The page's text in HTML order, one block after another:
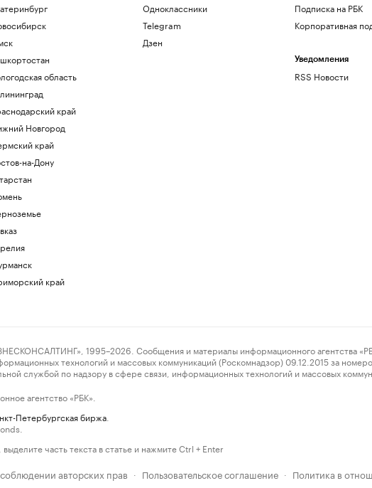
область
край
Новгород
край
на-Дону
край
Одноклассники
Telegram
Дзен
Подписка на РБК
Корпоративная
Уведомления
RSS Новости
1995–2026. Сообщения и материалы информационного агентства
технологий и массовых коммуникаций (Роскомнадзор) 09.12.2015 за
службой по надзору в сфере связи, информационных технологий и массовых
агентство «РБК».
Петербургская биржа
часть текста в статье и нажмите Ctrl + Enter
авторских прав · Пользовательское соглашение · Политика в